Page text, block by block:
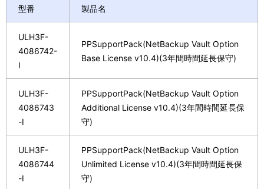
型番 製品名
ULH3F-
4086742-
I
PPSupportPack(NetBackup Vault Option
Base License v10.4)(3年間時間延長保守)
ULH3F-
4086743
-I
PPSupportPack(NetBackup Vault Option
Additional License v10.4)(3年間時間延長保
守)
ULH3F-
4086744
-I
PPSupportPack(NetBackup Vault Option
Unlimited License v10.4)(3年間時間延長保
守)